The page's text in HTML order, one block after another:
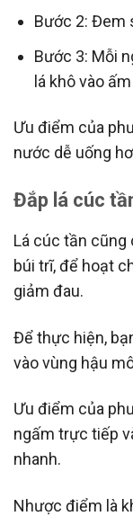
Bước 2: Đem
Bước 3: Mỗi
lá khô vào
Ưu điểm của
nước dễ uống
Đắp lá cúc
Lá cúc tần cũng
búi trĩ, để hoạt
giảm đau.
Để thực hiện,
vào vùng hậu
Ưu điểm của
ngấm trực tiếp
nhanh.
Nhược điểm là